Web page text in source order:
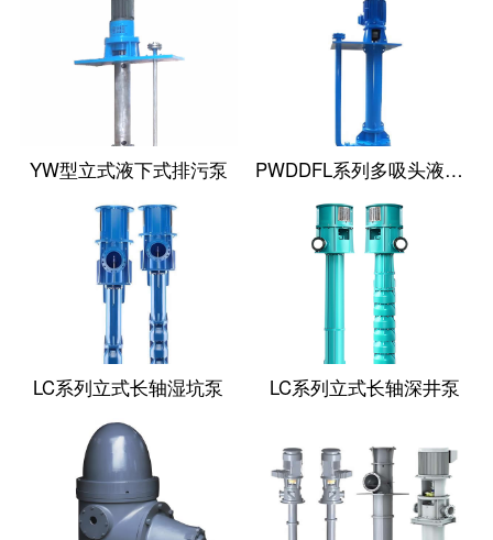
YW型立式液下式排污泵 PWDDFL系列多吸头液下排污泵
LC系列立式长轴湿坑泵 LC系列立式长轴深井泵